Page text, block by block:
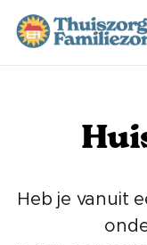
Heb je vanuit